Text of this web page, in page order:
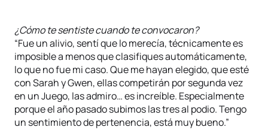
¿Cómo te sentiste cuando te convocaron?
“Fue un alivio, sentí que lo merecía, técnicamente es
imposible a menos que clasifiques automáticamente,
lo que no fue mi caso. Que me hayan elegido, que esté
con Sarah y Gwen, ellas competirán por segunda vez
en un Juego, las admiro… es increíble. Especialmente
porque el año pasado subimos las tres al podio. Tengo
un sentimiento de pertenencia, está muy bueno.”